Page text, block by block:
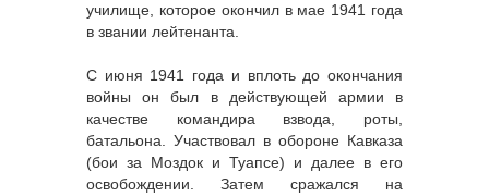
училище, которое окончил в мае 1941 года
в звании лейтенанта.
С июня 1941 года и вплоть до окончания
войны он был в действующей армии в
качестве командира взвода, роты,
батальона. Участвовал в обороне Кавказа
(бои за Моздок и Туапсе) и далее в его
освобождении. Затем сражался на